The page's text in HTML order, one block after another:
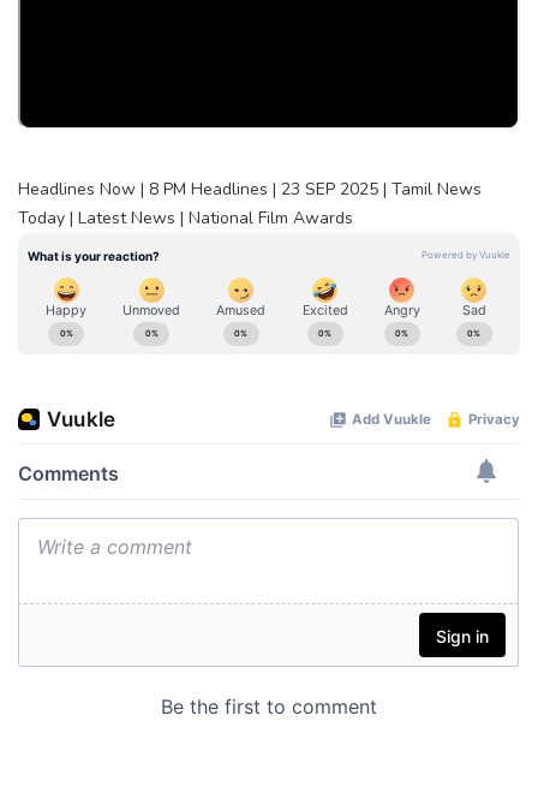
Headlines Now | 8 PM Headlines | 23 SEP 2025 | Tamil News
Today | Latest News | National Film Awards